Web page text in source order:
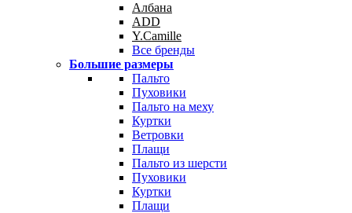
Албана
ADD
Y.Camille
Все бренды
Большие размеры
Пальто
Пуховики
Пальто на меху
Куртки
Ветровки
Плащи
Пальто из шерсти
Пуховики
Куртки
Плащи